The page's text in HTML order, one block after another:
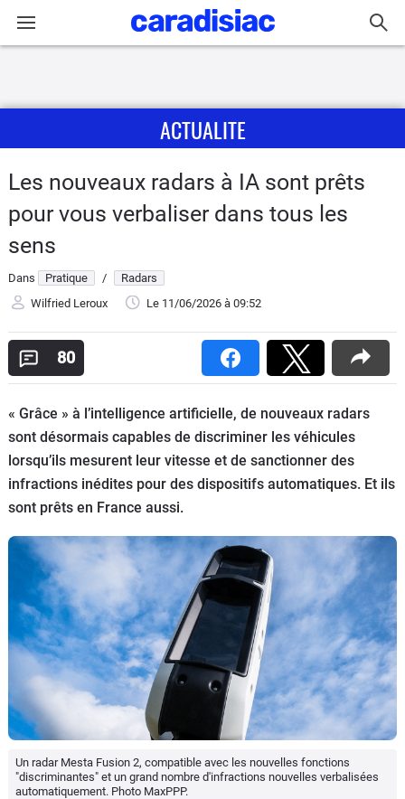
Actu
Essais
Guide
d'achat
Electriques
Utilitaires
Flottes
Auto
Services
Forum
Moto
Marques
ACTUALITE
Les nouveaux radars à IA sont prêts
pour vous verbaliser dans tous les
sens
Dans Pratique /
Radars
Wilfried Leroux
Le 11/06/2026 à 09:52
80
« Grâce » à l’intelligence artificielle, de nouveaux radars
sont désormais capables de discriminer les véhicules
lorsqu’ils mesurent leur vitesse et de sanctionner des
infractions inédites pour des dispositifs automatiques. Et ils
sont prêts en France aussi.
Un radar Mesta Fusion 2, compatible avec les nouvelles fonctions
"discriminantes" et un grand nombre d'infractions nouvelles verbalisées
automatiquement. Photo MaxPPP.